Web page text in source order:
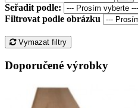
Seřadit podle:
Filtrovat podle obrázku
Vymazat filtry
Doporučené výrobky